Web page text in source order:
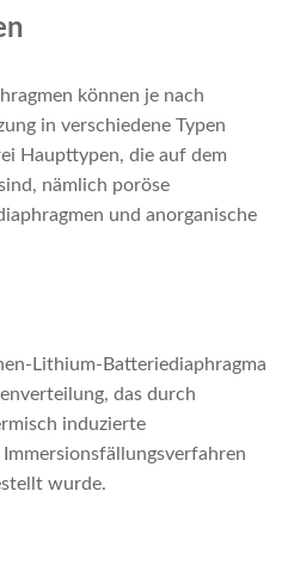
können je nach
in verschiedene Typen
Haupttypen, die auf dem
nämlich poröse
und anorganische
Lithium-Batteriediaphragma
das durch
induzierte
wurde.